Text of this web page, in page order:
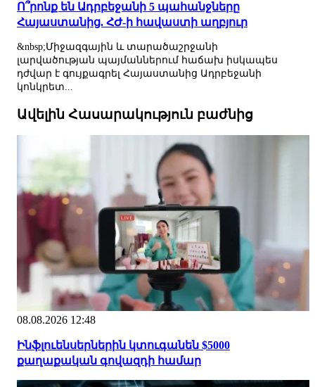
Ո՞րոնք են Ադրբեջանի 5 պահանջները
Հայաստանից. ՀԺ-ի հավաստի աղբյուր
&nbsp;Միջազգային և տարածաշրջանի
լարվածության պայմաններում հաճախ իսկապես
դժվար է գույքագրել Հայաստանից Ադրբեջանի
կոնկրետ...
Ավելին Հասարակություն բաժնից
08.08.2026 12:48
Ինֆլուենսերներին կտուգանեն $5000
քաղաքական գովազդի համար